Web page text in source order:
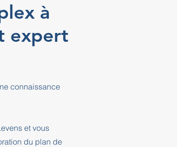
à
expert
connaissance
et vous
du plan de